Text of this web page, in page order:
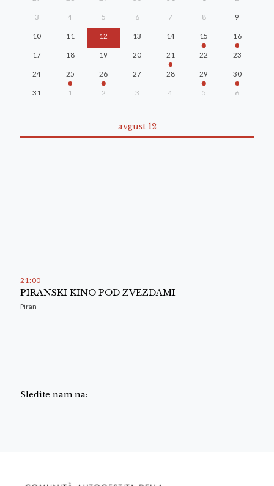
3 4 5 6 7 8 9
10 11 12 13 14 15 16
17 18 19 20 21 22 23
24 25 26 27 28 29 30
31 1 2 3 4 5 6
avgust 12
21 : 00
PIRANSKI KINO POD ZVEZDAMI
Piran
Sledite nam na: